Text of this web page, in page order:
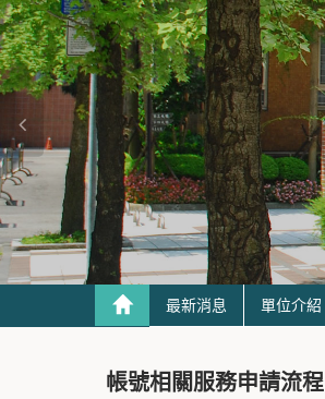
最新消息 單位介紹
帳號相關服務申請流程